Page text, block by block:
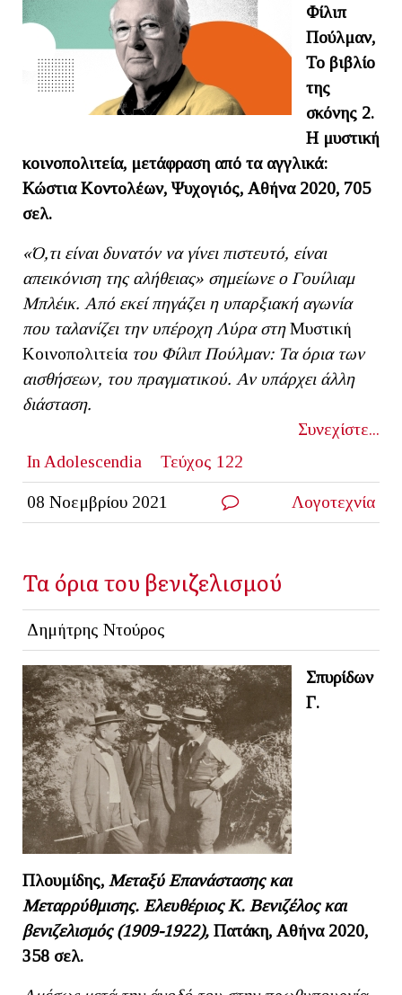
Φίλιπ
Πούλμαν,
Το βιβλίο
της
σκόνης 2.
Η μυστική
κοινοπολιτεία, μετάφραση από τα αγγλικά:
Κώστια Κοντολέων, Ψυχογιός, Αθήνα 2020, 705
σελ.
«Ό,τι είναι δυνατόν να γίνει πιστευτό, είναι
απεικόνιση της αλήθειας» σημείωνε ο Γουίλιαμ
Μπλέικ. Από εκεί πηγάζει η υπαρξιακή αγωνία
που ταλανίζει την υπέροχη Λύρα στηΜυστική
Κοινοπολιτεία του Φίλιπ Πούλμαν: Τα όρια των
αισθήσεων, του πραγματικού. Αν υπάρχει άλλη
διάσταση.
Συνεχίστε...
In Adolescendia
Τεύχος 122
08 Νοεμβρίου 2021 Λογοτεχνία
Τα όρια του βενιζελισμού
Δημήτρης Ντούρος
Σπυρίδων
Γ.
Πλουμίδης, Μεταξύ Επανάστασης και
Μεταρρύθμισης. Ελευθέριος Κ. Βενιζέλος και
βενιζελισμός (1909-1922), Πατάκη, Αθήνα 2020,
358 σελ.